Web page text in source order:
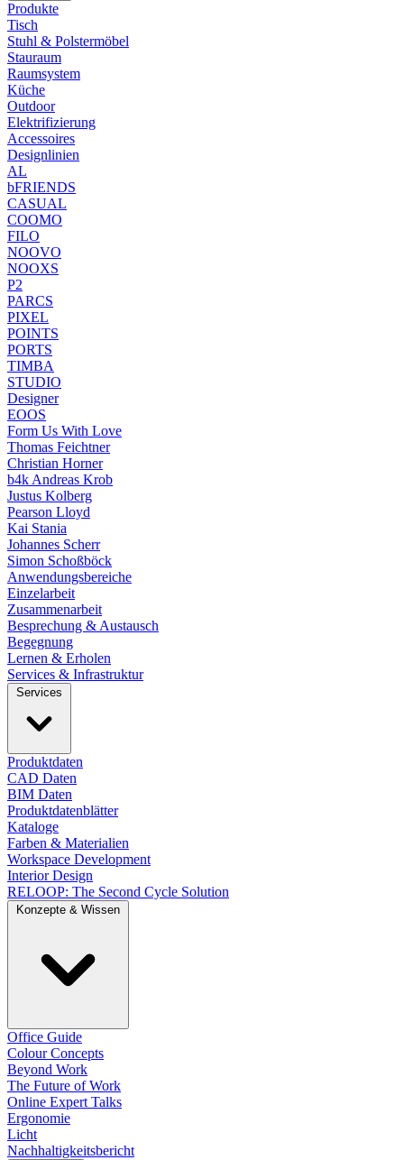
Produkte
Tisch
Stuhl & Polstermöbel
Stauraum
Raumsystem
Küche
Outdoor
Elektrifizierung
Accessoires
Designlinien
AL
bFRIENDS
CASUAL
COOMO
FILO
NOOVO
NOOXS
P2
PARCS
PIXEL
POINTS
PORTS
TIMBA
STUDIO
Designer
EOOS
Form Us With Love
Thomas Feichtner
Christian Horner
b4k Andreas Krob
Justus Kolberg
Pearson Lloyd
Kai Stania
Johannes Scherr
Simon Schoßböck
Anwendungsbereiche
Einzelarbeit
Zusammenarbeit
Besprechung & Austausch
Begegnung
Lernen & Erholen
Services & Infrastruktur
Services
Produktdaten
CAD Daten
BIM Daten
Produktdatenblätter
Kataloge
Farben & Materialien
Workspace Development
Interior Design
RELOOP: The Second Cycle Solution
Konzepte & Wissen
Office Guide
Colour Concepts
Beyond Work
The Future of Work
Online Expert Talks
Ergonomie
Licht
Nachhaltigkeitsbericht